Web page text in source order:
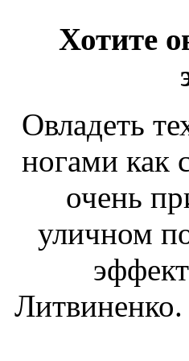
Хотите
Овладеть
ногами как
очень
уличном